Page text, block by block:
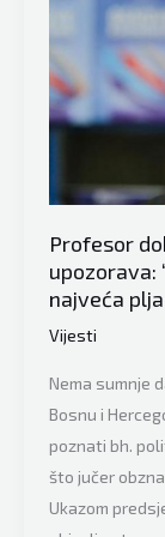
razmisle
nego
što
se
u
protiv
Profesor
upozorava:
najveća
Vijesti
Nema sumnje
Bosnu i
poznati bh.
što jučer
Ukazom